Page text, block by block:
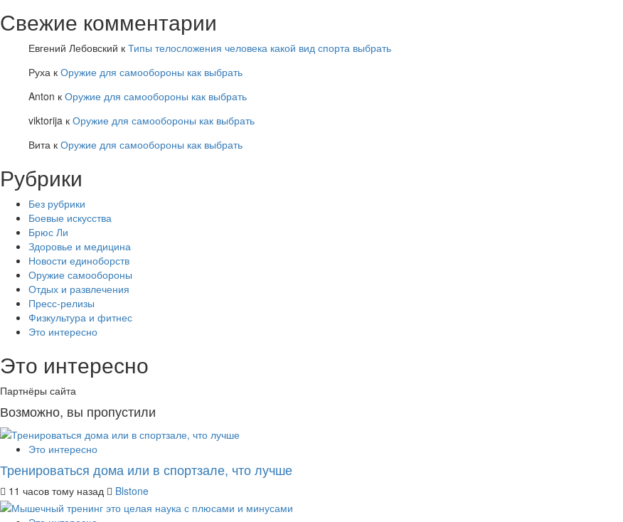
Свежие комментарии
Евгений Лебовский к Типы телосложения человека какой вид спорта выбрать
Руха к Оружие для самообороны как выбрать
Anton к Оружие для самообороны как выбрать
viktorija к Оружие для самообороны как выбрать
Вита к Оружие для самообороны как выбрать
Рубрики
Без рубрики
Боевые искусства
Брюс Ли
Здоровье и медицина
Новости единоборств
Оружие самообороны
Отдых и развлечения
Пресс-релизы
Физкультура и фитнес
Это интересно
Это интересно
Партнёры сайта
Возможно, вы пропустили
Это интересно
Тренироваться дома или в спортзале, что лучше
11 часов тому назад Blstone